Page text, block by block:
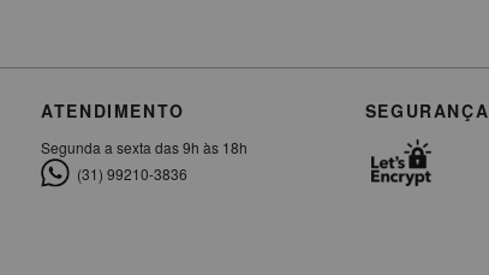
ATENDIMENTO
Segunda a sexta das 9h às 18h
(31) 99210-3836
SEGURANÇA